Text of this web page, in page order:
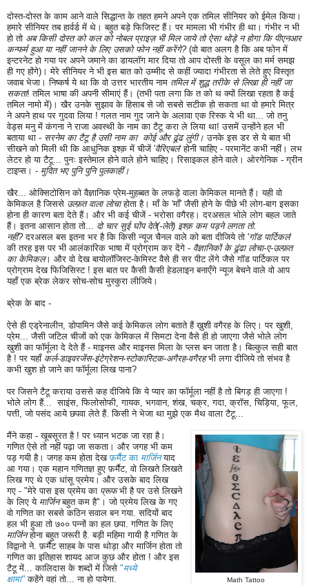
दोस्त-दोस्त के काम आने वाले सिद्धान्त के तहत हमने अपने एक तमिल सीनियर को ईमेल किया।
हमारे सीनियर तब हार्वर्ड में थे। बहुत बड़े फिजिस्ट हैं। पर मामला भी गंभीर ही था। गंभीर न भी
हो तो अब किसी दोस्त को कल को नोबल प्राइज़ भी मिल जाये तो ऐसा थोड़े न होगा कि पीएनआर
कन्फर्म हुआ या नहीं जानने के लिए उसको फोन नहीं करेंगे?(वो बात अलग है कि अब फोन में
इन्टरनेट हो गया पर अपने जमाने का डायलॉग मार दिया तो आप दोस्ती के वसूल का मर्म समझ
ही गए होंगे)। मेरे सीनियर ने भी इस बात को उम्मीद से कहीं ज्यादा गंभीरता से लेते हुए विस्तृत
जवाब भेजा। निष्कर्ष ये था कि वो उत्तर भारतीय नाम तमिल में शुद्ध तरीके से लिखा ही नहीं जा
सकता! तमिल भाषा की अपनी सीमाएं हैं। (तभी पता लगा कि त को थ क्यों लिखा रहता है कई
तमिल नामो में)। खैर उनके सुझाव के हिसाब से जो सबसे सटीक हो सकता थावो हमारे मित्र
ने अपने हाथ पर गुदवा लिया ! गलत नाम गुद जाने के अलावा एक रिस्क ये भी था... जो तनु
वेड्स मनु में कंगना ने राजा अवस्थी के नाम का टैटू करा ले लिया था! उसमें उन्होंने हल भी
बताया था - सरनेम का टैटू है उसी नाम का कोई और ढूंढ लुंगी। उनके इस डर से ये बात भी
सीखने को मिली थी कि आधुनिक इश्क़ में चीजें 'वैरिएबल' होनी चाहिए - परमानेंट कभी नहीं। लभ
लेटर हो या टैटू... पुनः इस्तेमाल होने वाले होने चाहिए। रिसाइकल होने वाले। ओरगेनिक - ग्रीन
टाइप्स। - मुदित भए पुनि पुनि पुलकाहीं।
खैर... ओक्सिटोसिन को वैज्ञानिक प्रेम-मुहब्बत के लफड़े वाला केमिकल मानते हैं। यही वो
केमिकल है जिससे उल्फ़त वाला लोचाहोता है। माँ के 'माँ' जैसी होने के पीछे भी लोग-बाग इसका
होना ही कारण बता देते हैं। और भी कई चीजें - भरोसा वगैरह। दरअसल भोले लोग बहल जाते
हैं। इतना आसान होता तो... दो चार सुई घोंप देते(-लेते) इश्क़ कम पड़ने लगता तो.
नहीं?दरअसल बस इतना भर है कि किसी न्यूज चैनल वाले को बता दीजिये तो 'गॉड पार्टिकल'
की तरह इस पर भी आलंकारिक भाषा में प्रोग्राम कर देंगे - वैज्ञानिकों के ढूंढा लोचा-ए-उल्फ़त
का केमिकल। और वो देख बायोलॉजिस्ट-केमिस्ट वैसे ही सर पीट लेंगे जैसे गॉड पार्टिकल पर
प्रोग्राम देख फिजिसिस्ट !इस बात पर कैसी कैसी हेडलाइन बनाएँगे न्यूज बेचने वाले वो आप
यहाँ एक ब्रेक लेकर सोच-सोच मुस्कुरा लीजिये।
ब्रेक के बाद -
ऐसे ही एड्रेनालीन, डोपामिन जैसे कई केमिकल लोग बताते हैं ख़ुशी वगैरह के लिए। पर खुशी,
प्रेम... जैसी जटिल चीजों को एक केमिकल में सिमटा देना वैसे ही हो जाएगा जैसे भोले लोग
खुशी का फॉर्मूला दे देते हैं - माइनस और माइनस मिला के प्लस बन जाता है। बिल्कुल सही बात
है ! पर यहाँ कर्ल-डाइवरजेंस-इंटेग्रेशन-स्टोकास्टिक-अगैरह-वगैरहभी लगा दीजिये तो संभव है
कभी खुश हो जाने का फॉर्मूला लिख पाना?
पर जिसने टैटू कराया उससे कह दीजिये कि ये प्यार का फॉर्मूला नहीं है तो बिगड़ ही जाएगा !
भोले लोग हैं... साइंस, फिलोसोफी, गायक, भगवान, शंख, चक्र, गदा, क्रॉस, चिड़िया, फूल,
पत्ती, जो पसंद आये छपवा लेते हैं. किसी ने भेजा था मुझे एक मैथ वाला टैटू...
Math Tattoo
मैंने कहा - खूबसूरत है ! पर ध्यान भटक जा रहा है।
गणितऐसे तोनहीं पढ़ा जा सकता। और जगह भी कम
पड़ गयी है। जगह कम होता देखफ़र्मैट का मार्जिन याद
आ गया। एक महान गणितज्ञ हुए फ़र्मैट, वो लिखते लिखते
लिख गए थे एक धांसू प्रमेय। और उसके बाद लिख
गए - "मेरे पास इस प्रमेय का प्रूफभी है पर उसे लिखने
के लिए ये मार्जिनबहुत कम है"। जो प्रमेय लिख के गए
वो गणित का सबसे कठिन सवाल बन गया. सदियों बाद
हल भी हुआ तो ७०० पन्नों का हल छपा. गणित के लिए
मार्जिनहोना बहुत जरूरी है. बड़ी महिमा गायी है गणित के
विद्वानो ने. फ़र्मैट साहब के पास थोड़ा और मार्जिन होता तो
गणित का इतिहास शायद आज कुछ और होता ! और इस
टैटू में... कालिदास के शब्दों में जिसे "मध्‍ये
क्षामा" कहेंगे वहां तो... ना हो पायेगा.